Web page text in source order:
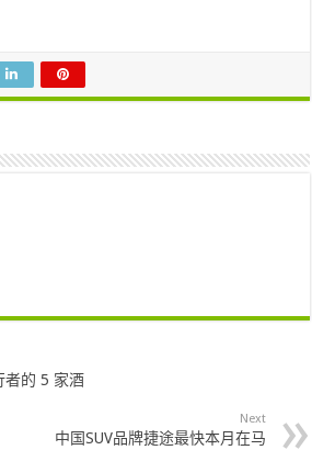
者的 5 家酒
Next
中国SUV品牌捷途最快本月在马